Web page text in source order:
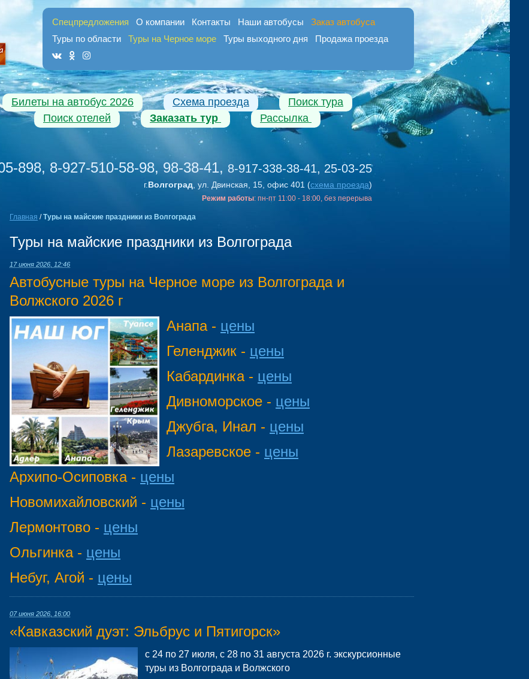
Спецпредложения О компании Контакты Наши автобусы
Заказ автобуса
Туры по области
Туры на Черное море Туры выходного дня Продажа проезда
Билеты на автобус 2026 Схема проезда
Поиск тура
Поиск отелей
Заказать тур Рассылка
898, 8-927-510-58-98, 98-38-41, 8-917-338-38-41, 25-03-25
г.Волгоград , ул. Двинская, 15, офис 401 (схема проезда)
Режим работы: пн-пт 11:00 - 18:00, без перерыва
Главная / Туры на майские праздники из Волгограда
Туры на майские праздники из Волгограда
17 июня 2026, 12:46
Автобусные туры на Черное море из Волгограда и
Волжского 2026 г
Анапа - цены
Геленджик - цены
Кабардинка - цены
Дивноморское - цены
Джубга, Инал - цены
Лазаревское - цены
Архипо-Осиповка - цены
Новомихайловский - цены
Лермонтово - цены
Ольгинка - цены
Небуг, Агой - цены
07 июня 2026, 16:00
«Кавказский дуэт: Эльбрус и Пятигорск»
с 24 по 27 июля, с 28 по 31 августа 2026 г. экскурсионные
туры из Волгограда и Волжского